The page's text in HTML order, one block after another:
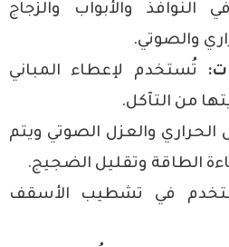
والأبواب والزجاج
والصوتي.
تُستخدم لإعطاء المباني
من التآكل.
والعزل الصوتي ويتم
الطاقة وتقليل الضجيج.
في تشطيب الأسقف